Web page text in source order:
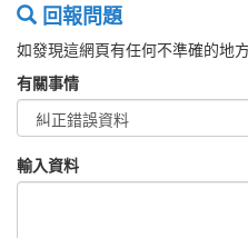
回報問題
如發現這網頁有任何不準確的地
有關事情
輸入資料